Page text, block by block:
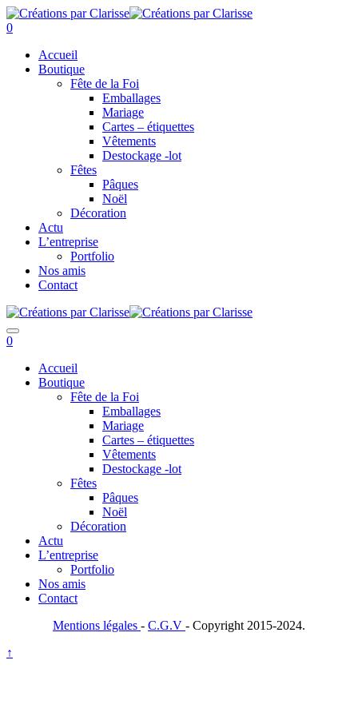
0
Accueil
Boutique
Fête de la Foi
Emballages
Mariage
Cartes – étiquettes
Vêtements
Destockage -lot
Fêtes
Pâques
Noël
Décoration
Actu
L’entreprise
Portfolio
Nos amis
Contact
0
Accueil
Boutique
Fête de la Foi
Emballages
Mariage
Cartes – étiquettes
Vêtements
Destockage -lot
Fêtes
Pâques
Noël
Décoration
Actu
L’entreprise
Portfolio
Nos amis
Contact
Mentions légales - C.G.V - Copyright 2015-2024.
↑